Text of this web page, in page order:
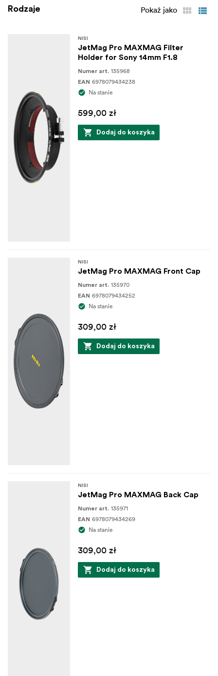
Użyj przedniej i tylnej metalowej osłony obiektywu,
które można szybko założyć i zdjąć, zapewniając
Zawartość opakowania:
Uchwyt filtrów NiSi JetMag Pro MAXMAG
Nikkor Z 14-24 mm F2.8 S
Rodzaje Pokaż jako
NISI
JetMag Pro MAXMAG Filter
Holder for Sony 14mm F1.8
Numer art. 135968
EAN 6978079434238
Na stanie
599,00 zł
Dodaj do koszyka
NISI
JetMag Pro MAXMAG Front Cap
Numer art. 135970
EAN 6978079434252
Na stanie
309,00 zł
Dodaj do koszyka
NISI
JetMag Pro MAXMAG Back Cap
Numer art. 135971
EAN 6978079434269
Na stanie
309,00 zł
Dodaj do koszyka